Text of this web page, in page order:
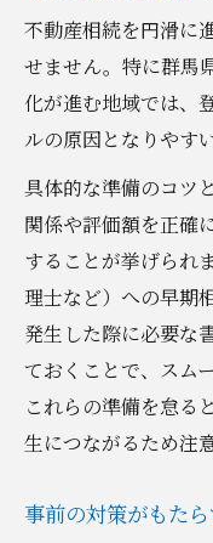
不動産相続を円滑に
せません。特に群馬
化が進む地域では、
ルの原因となりやす
具体的な準備のコツ
関係や評価額を正確
することが挙げられ
理士など）への早期
発生した際に必要な
ておくことで、スム
これらの準備を怠る
生につながるため注
事前の対策がもた